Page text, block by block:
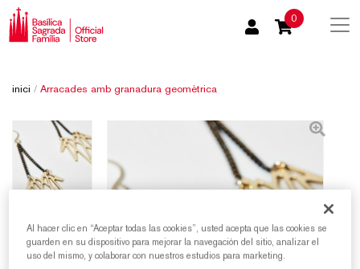
0
inici / Arracades amb granadura geomètrica
Al hacer clic en “Aceptar todas las cookies”, usted acepta que las cookies se
guarden en su dispositivo para mejorar la navegación del sitio, analizar el
uso del mismo, y colaborar con nuestros estudios para marketing.